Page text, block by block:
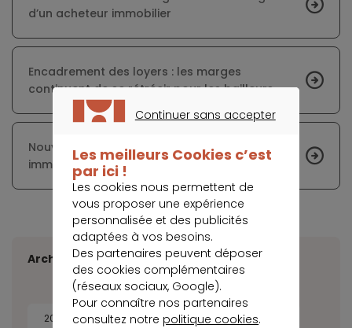
d’un acheteur immobilier
Encadrement des loyers : les marges
continuent de se rétrécir pour les bailleurs
Nouvelle baisse en juillet sur des taux de crédit
immobilier historiquement faibles
Archives
2026 2025 2024
Continuer sans accepter
Les meilleurs Cookies c’est
par ici !
Les cookies nous permettent de
vous proposer une expérience
personnalisée et des publicités
adaptées à vos besoins.
Des partenaires peuvent déposer
des cookies complémentaires
(réseaux sociaux, Google).
Pour connaître nos partenaires
consultez notre politique cookies.